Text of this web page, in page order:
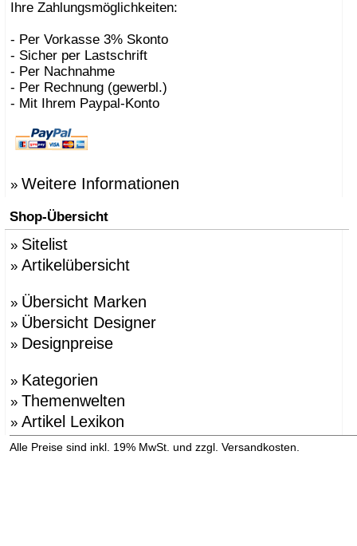
Ihre Zahlungsmöglichkeiten:
- Per Vorkasse 3% Skonto
- Sicher per Lastschrift
- Per Nachnahme
- Per Rechnung (gewerbl.)
- Mit Ihrem Paypal-Konto
» Weitere Informationen
Shop-Übersicht
» Sitelist
» Artikelübersicht
» Übersicht Marken
» Übersicht Designer
» Designpreise
» Kategorien
» Themenwelten
» Artikel Lexikon
Alle Preise sind inkl. 19% MwSt. und zzgl. Versandkosten.